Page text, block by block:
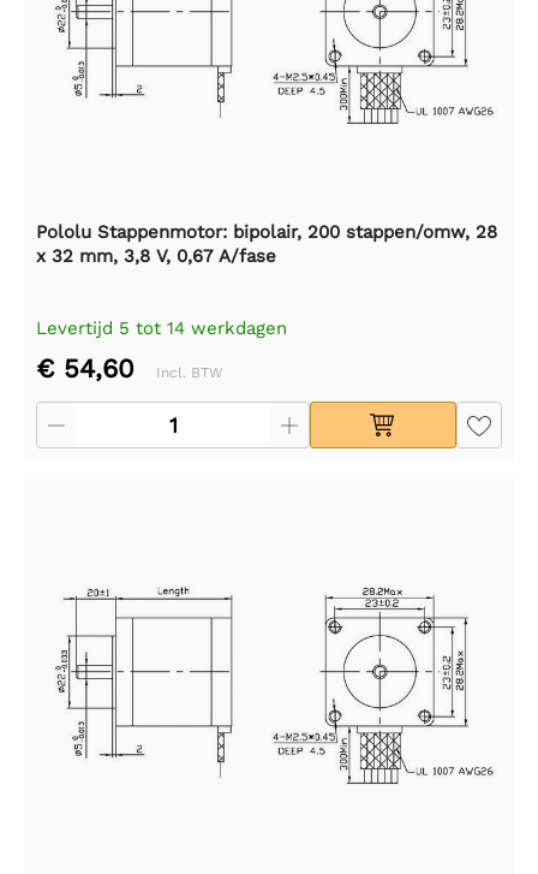
Pololu Stappenmotor: bipolair, 200 stappen/omw, 28
x 32 mm, 3,8 V, 0,67 A/fase
Levertijd 5 tot 14 werkdagen
€ 54,60 Incl. BTW